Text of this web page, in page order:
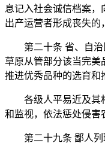
息记入社会诚信档案
出产运营者形成丧失的
第二十条 省、自治
草原从管部分该当完美
推进优秀品种的选育和
各级人平易近及其
和监视，依法惩处侵害
第二十九条 鄙人列